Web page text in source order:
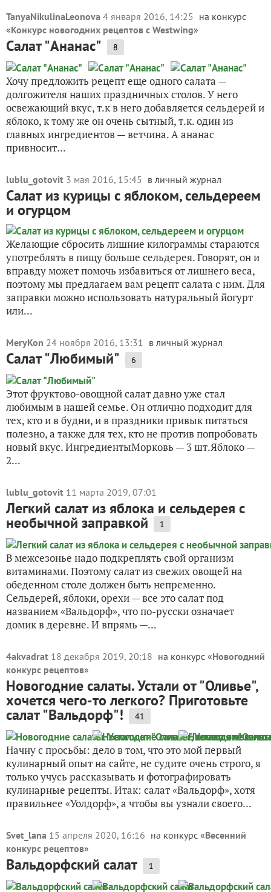
TanyaNikulinaLeonova 4 января 2016, 14:25 на конкурс
«Конкурс новогодних рецептов с Westwing»
Салат "Ананас" 8
Хочу предложить рецепт еще одного салата —
долгожителя наших праздничных столов. У него
освежающий вкус, т.к в него добавляется сельдерей и
яблоко, к тому же он очень сытный, т.к. один из
главных ингредиентов — ветчина. А ананас
привносит...
lublu_gotovit 3 мая 2016, 15:45 в личный журнал
Салат из курицы с яблоком, сельдереем
и огурцом
Желающие сбросить лишние килограммы стараются
употреблять в пищу больше сельдерея. Говорят, он и
вправду может помочь избавиться от лишнего веса,
поэтому мы предлагаем вам рецепт салата с ним. Для
заправки можно использовать натуральный йогурт
или...
MeryKon 24 ноября 2016, 13:31 в личный журнал
Салат "Любимый" 6
Этот фруктово-овощной салат давно уже стал
любимым в нашей семье. Он отлично подходит для
тех, кто и в будни, и в праздники привык питаться
полезно, а также для тех, кто не против попробовать
новый вкус. ИнгредиентыМорковь — 3 шт.Яблоко —
2...
lublu_gotovit 11 марта 2019, 07:01
Легкий салат из яблока и сельдерея с
необычной заправкой 1
В межсезонье надо подкреплять свой организм
витаминами. Поэтому салат из свежих овощей на
обеденном столе должен быть непременно.
Сельдерей, яблоки, орехи — все это салат под
названием «Вальдорф», что по-русски означает
домик в деревне. И впрямь —...
4akvadrat 18 декабря 2019, 20:18 на конкурс «Новогодний
конкурс рецептов»
Новогодние салаты. Устали от "Оливье",
хочется чего-то легкого? Приготовьте
салат "Вальдорф"! 41
Начну с просьбы: дело в том, что это мой первый
кулинарный опыт на сайте, не судите очень строго, я
только учусь рассказывать и фотографировать
кулинарные рецепты. Итак: салат «Вальдорф», хотя
правильнее «Уолдорф», а чтобы вы узнали своего...
Svet_lana 15 апреля 2020, 16:16 на конкурс «Весенний
конкурс рецептов»
Вальдорфский салат 1